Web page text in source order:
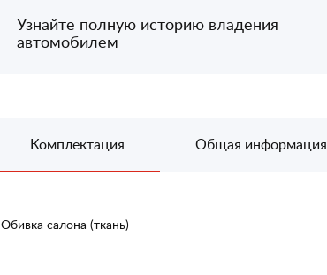
Узнайте полную историю владения
автомобилем
Комплектация Общая информация
, Обивка салона (ткань)